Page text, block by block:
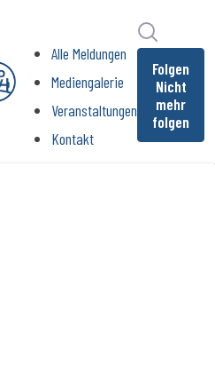
Alle Meldungen
Mediengalerie
Veranstaltungen
Kontakt
Folgen
Nicht
mehr
folgen